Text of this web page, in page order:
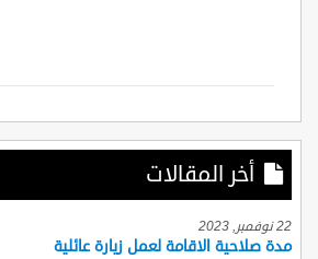
أخر المقالات
22 نوفمبر, 2023
مدة صلاحية الاقامة لعمل زيارة عائلية